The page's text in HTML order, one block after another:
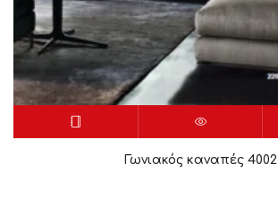
Γωνιακός καναπές 4002